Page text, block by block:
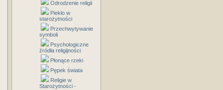
Odrodzenie religii
Piekło w
starożytności
Przechwytywanie
symboli
Psychologiczne
źródła religijności
Płonące rzeki
Pępek świata
Religie w
Starożytności -